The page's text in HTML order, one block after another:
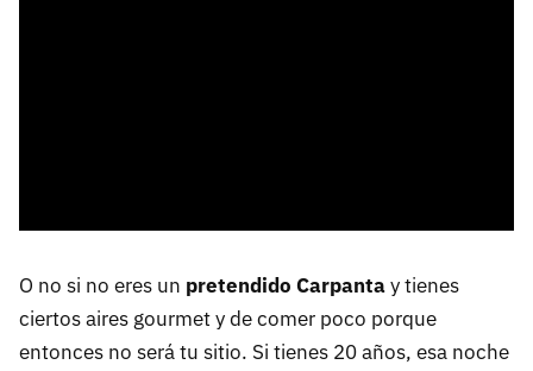
O no si no eres un pretendido Carpantay tienes
ciertos aires gourmet y de comer poco porque
entonces no será tu sitio. Si tienes 20 años, esa noche